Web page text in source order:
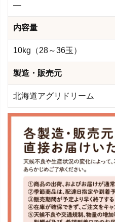
―
内容量
10kg（28～36玉）
製造・販売元
北海道アグリドリーム